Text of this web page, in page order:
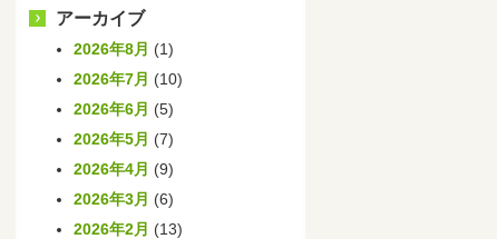
アーカイブ
2026年8月 (1)
2026年7月 (10)
2026年6月 (5)
2026年5月 (7)
2026年4月 (9)
2026年3月 (6)
2026年2月 (13)